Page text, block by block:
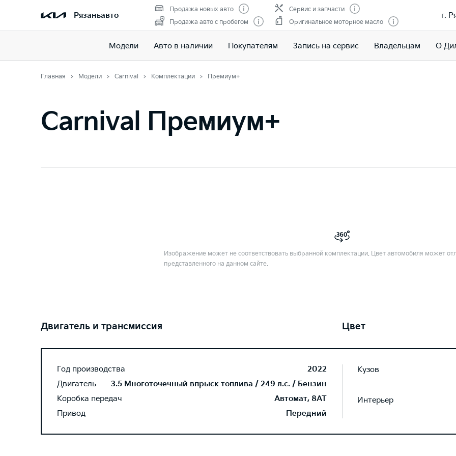
Рязаньавто
Продажа новых авто
Продажа авто с пробегом
Сервис и запчасти
Оригинальное моторное масло
г.
Модели Авто в наличии Покупателям Запись на сервис Владельцам О
Главная Модели Carnival Комплектации Премиум+
Carnival Премиум+
Изображение может не соответствовать выбранной комплектации. Цвет автомобиля может
представленного на данном сайте.
Двигатель и трансмиссия
Год производства
2022
Двигатель
3.5 Многоточечный впрыск топлива / 249 л.с. / Бензин
Коробка передач
Автомат, 8AT
Привод
Передний
Цвет
Кузов
Интерьер